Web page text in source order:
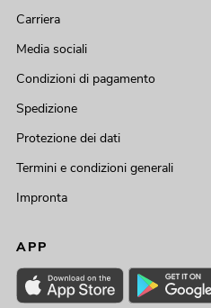
Carriera
Media sociali
Condizioni di pagamento
Spedizione
Protezione dei dati
Termini e condizioni generali
Impronta
APP